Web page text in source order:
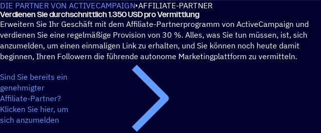
DIE PARTNER VON ACTIVECAMPAIGN AFFILIATE-PARTNER
Verdie­nen Sie durch­schnitt­lich 1.350 USD pro Vermittlung
Erweitern Sie Ihr Geschäft mit dem Affiliate-Partnerprogramm von ActiveCampaign und
verdienen Sie eine regelmäßige Provision von 30 %. Alles, was Sie tun müssen, ist, sich
anzumelden, um einen einmaligen Link zu erhalten, und Sie können noch heute damit
beginnen, Ihren Followern die führende autonome Marketingplattform zu vermitteln.
Sind Sie bereits ein
genehmigter
Affiliate-Partner?
Klicken Sie hier, um
sich anzumelden